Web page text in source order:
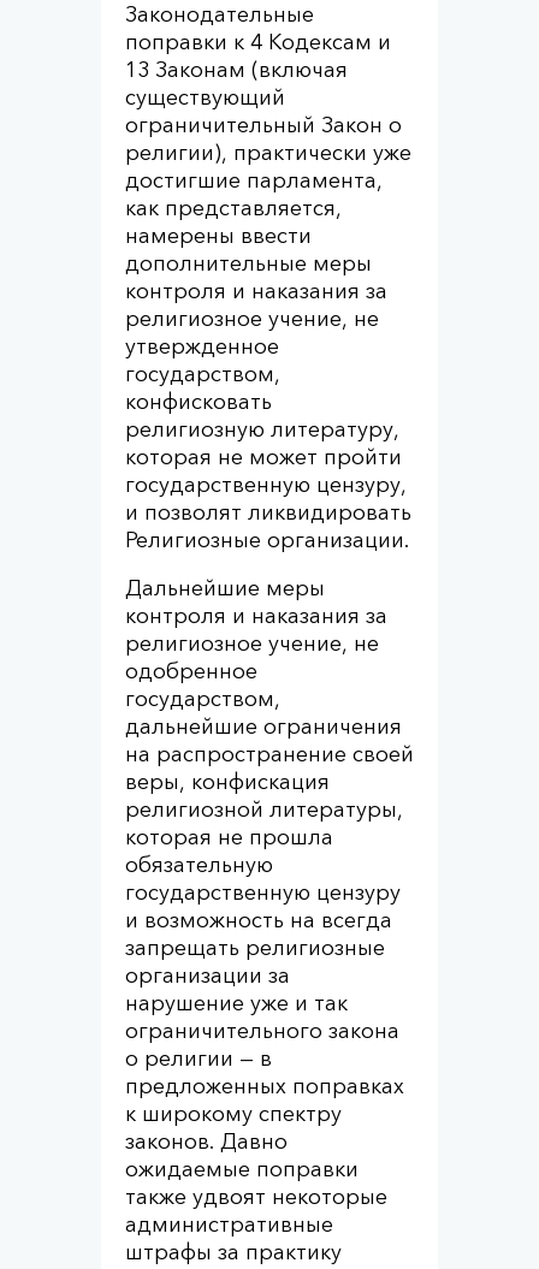
Законодательные
поправки к 4 Кодексам и
13 Законам (включая
существующий
ограничительный Закон о
религии), практически уже
достигшие парламента,
как представляется,
намерены ввести
дополнительные меры
контроля и наказания за
религиозное учение, не
утвержденное
государством,
конфисковать
религиозную литературу,
которая не может пройти
государственную цензуру,
и позволят ликвидировать
Религиозные организации.
Дальнейшие меры
контроля и наказания за
религиозное учение, не
одобренное
государством,
дальнейшие ограничения
на распространение своей
веры, конфискация
религиозной литературы,
которая не прошла
обязательную
государственную цензуру
и возможность на всегда
запрещать религиозные
организации за
нарушение уже и так
ограничительного закона
о религии — в
предложенных поправках
к широкому спектру
законов. Давно
ожидаемые поправки
также удвоят некоторые
административные
штрафы за практику